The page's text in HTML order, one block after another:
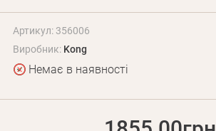
Артикул: 356006
Виробник: Kong
Немає в наявності